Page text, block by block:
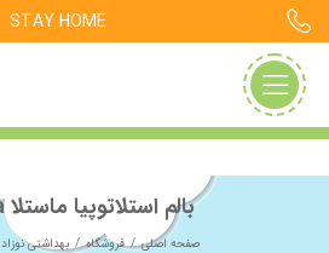
STAY HOME
بالم استلاتوپیا ماستلا Mustela
صفحه اصلی فروشگاه بهداشتی نوزاد